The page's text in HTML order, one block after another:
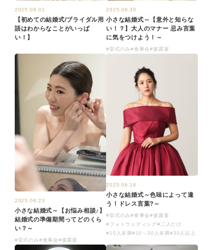
2025.08.01
【初めての結婚式/ブライダル用
語はわからなことがいっぱ
い！】
2025.06.30
小さな結婚式～【意外と知らな
い！？】大人のマナー 忌み言葉
に気をつけよう！～
#挙式のみ#食事会#披露宴
2025.06.23
小さな結婚式～【お悩み相談♪】
結婚式の準備期間ってどのくら
い？～
#挙式のみ#食事会#披露宴
2025.06.16
小さな結婚式～色味によって違
う！ドレス言葉?～
#挙式のみ#食事会#披露宴
#フォトウェディング#二人だけ
#10人未満 #10～30人未満 #30人以上